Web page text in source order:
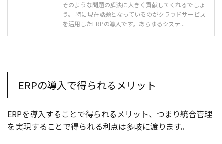
そのような問題の解決に大きく貢献してくれるでしょ
う。 特に現在話題となっているのがクラウドサービス
を活用したERPの導入です。あらゆるシステ...
ERPの導入で得られるメリット
ERPを導入することで得られるメリット、つまり統合管理
を実現することで得られる利点は多岐に渡ります。